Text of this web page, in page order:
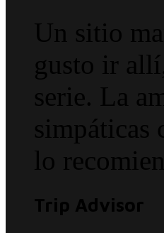
Un sitio
gusto ir
serie. La
simpáticas
lo
Trip Advisor